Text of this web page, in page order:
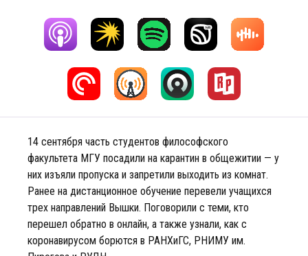
14 сентября часть студентов философского
факультета МГУ посадили на карантин в общежитии — у
них изъяли пропуска и запретили выходить из комнат.
Ранее на дистанционное обучение перевели учащихся
трех направлений Вышки. Поговорили с теми, кто
перешел обратно в онлайн, а также узнали, как с
коронавирусом борются в РАНХиГС, РНИМУ им.